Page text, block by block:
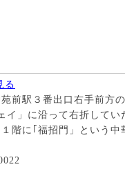
る
前駅３番出口右手前方の
イ」に沿って右折してい
階に｢福招門」という中